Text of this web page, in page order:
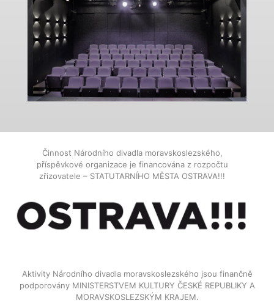
Činnost Národního divadla moravskoslezského,
příspěvkové organizace je financována z rozpočtu
zřizovatele – STATUTARNÍHO MĚSTA OSTRAVA!!!
Aktivity Národního divadla moravskoslezského jsou finančně
podporovány MINISTERSTVEM KULTURY ČESKÉ REPUBLIKY A
MORAVSKOSLEZSKÝM KRAJEM.